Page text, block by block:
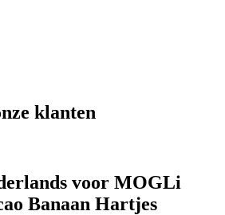
klanten
voor MOGLi
Banaan Hartjes